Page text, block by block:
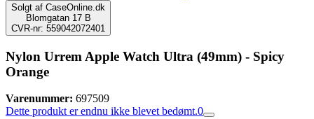
Solgt af CaseOnline.dk
Blomgatan 17 B
CVR-nr: 559042072401
Nylon Urrem Apple Watch Ultra (49mm) - Spicy
Orange
Varenummer: 697509
Dette produkt er endnu ikke blevet bedømt.0